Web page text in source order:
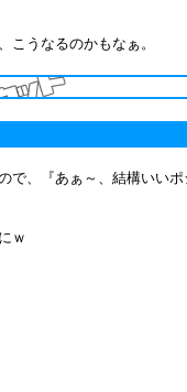
こうなるのかもなぁ。
で、『あぁ～、結構いい
ｗ